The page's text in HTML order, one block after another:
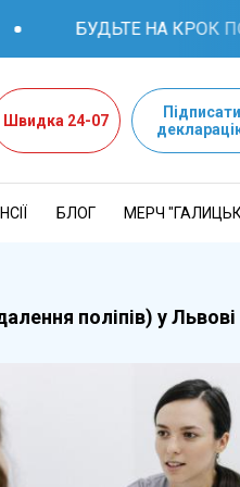
БУДЬТЕ НА КРОК
Швидка 24-07
Підписати
БЛОГ МЕРЧ
поліпів) у Львові